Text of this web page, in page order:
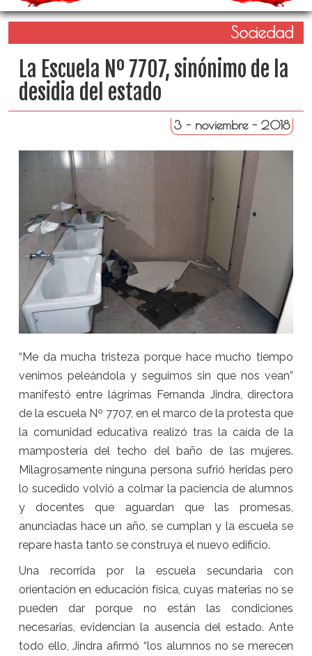
Sociedad
La Escuela Nº 7707, sinónimo de la
desidia del estado
3 - noviembre - 2018
“Me da mucha tristeza porque hace mucho tiempo
venimos peleándola y seguimos sin que nos vean”
manifestó entre lágrimas Fernanda Jindra, directora
de la escuela Nº 7707, en el marco de la protesta que
la comunidad educativa realizó tras la caída de la
mampostería del techo del baño de las mujeres.
Milagrosamente ninguna persona sufrió heridas pero
lo sucedido volvió a colmar la paciencia de alumnos
y docentes que aguardan que las promesas,
anunciadas hace un año, se cumplan y la escuela se
repare hasta tanto se construya el nuevo edificio.
Una recorrida por la escuela secundaria con
orientación en educación física, cuyas materias no se
pueden dar porque no están las condiciones
necesarias, evidencian la ausencia del estado. Ante
todo ello, Jindra afirmó “los alumnos no se merecen